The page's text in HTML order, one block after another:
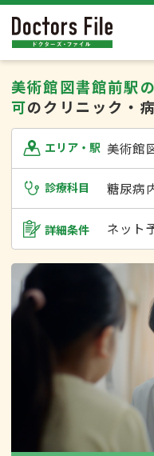
美術館図書館前駅
可のクリニック・
エリア・駅 美術館
診療科目 糖尿病
詳細条件 ネット